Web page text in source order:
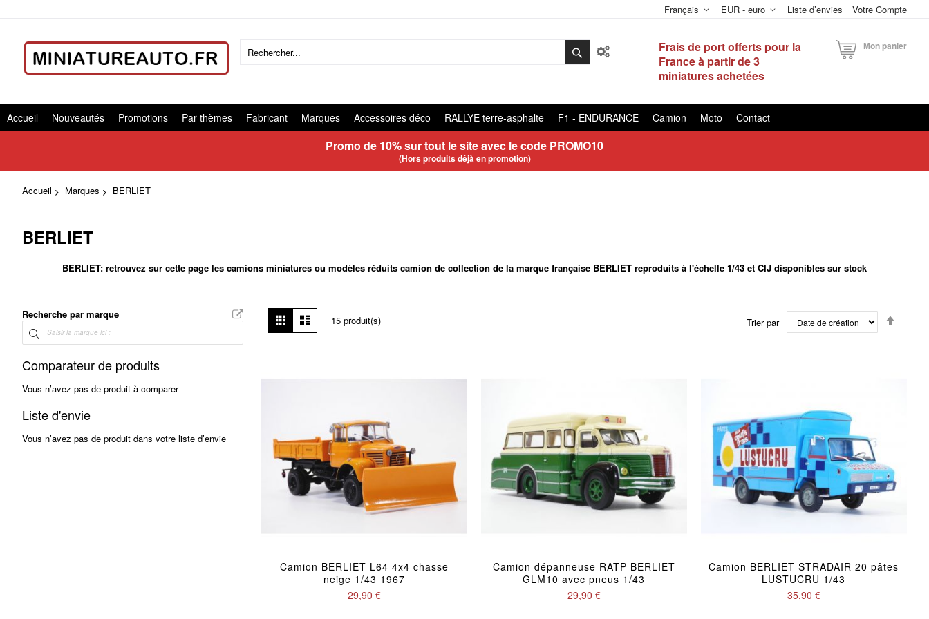
Liste d’envies Votre Compte
EUR - euro
Français
Frais de port offerts pour la
France à partir de 3
miniatures achetées
Mon panier
Accueil Nouveautés Promotions Par thèmes Fabricant Marques Accessoires déco RALLYE terre-asphalte F1 - ENDURANCE Camion Moto Contact
Promo de 10% sur tout le site avec le code PROMO10
(Hors produits déjà en promotion)
Accueil Marques BERLIET
BERLIET
BERLIET: retrouvez sur cette page les camions miniatures ou modèles réduits camion de collection de la marque française BERLIET reproduits à l'échelle 1/43 et CIJ disponibles sur stock
Afficher
en
Grille 15produit(s) Trier par
Camion BERLIET L64 4x4 chasse
neige 1/43 1967
29,90 €
Camion dépanneuse RATP BERLIET
GLM10 avec pneus 1/43
29,90 €
Camion BERLIET STRADAIR 20 pâtes
LUSTUCRU 1/43
35,90 €
Recherche par marque
Comparateur de produits
Vous n’avez pas de produit à comparer
Liste d'envie
Vous n’avez pas de produit dans votre liste d’envie